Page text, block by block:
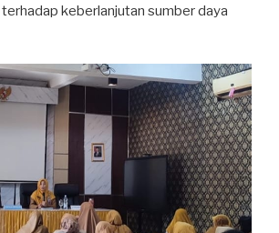
keberlanjutan sumber daya